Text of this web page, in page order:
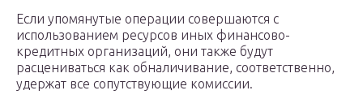
Если упомянутые операции совершаются с
использованием ресурсов иных финансово-
кредитных организаций, они также будут
расцениваться как обналичивание, соответственно,
удержат все сопутствующие комиссии.